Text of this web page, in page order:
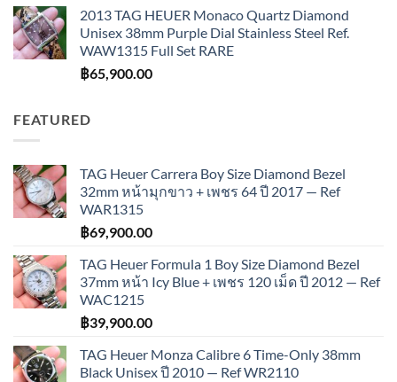
2013 TAG HEUER Monaco Quartz Diamond
Unisex 38mm Purple Dial Stainless Steel Ref.
WAW1315 Full Set RARE
฿65,900.00
FEATURED
TAG Heuer Carrera Boy Size Diamond Bezel
32mm หน้ามุกขาว + เพชร 64 ปี 2017 — Ref
WAR1315
฿69,900.00
TAG Heuer Formula 1 Boy Size Diamond Bezel
37mm หน้า Icy Blue + เพชร 120 เม็ด ปี 2012 — Ref
WAC1215
฿39,900.00
TAG Heuer Monza Calibre 6 Time-Only 38mm
Black Unisex ปี 2010 — Ref WR2110